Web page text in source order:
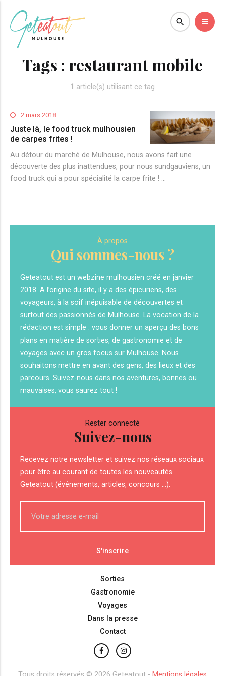
Tags : restaurant mobile
1 article(s) utilisant ce tag
2 mars 2018
Juste là, le food truck mulhousien
de carpes frites !
Au détour du marché de Mulhouse, nous avons fait une
découverte des plus inattendues, pour nous sundgauviens, un
food truck qui a pour spécialité la carpe frite ! …
À propos
Qui sommes-nous ?
Geteatout est un webzine mulhousien créé en janvier
2018. A l’origine du site, il y a des épicuriens, des
voyageurs, à la soif inépuisable de découvertes et
surtout des passionnés de Mulhouse. La vocation de la
rédaction est simple : vous donner un aperçu des bons
plans en matière de sorties, de gastronomie et de
voyages avec un gros focus sur Mulhouse. Nous
souhaitons mettre en avant des gens, des lieux et des
parcours. Suivez-nous dans nos aventures, bonnes ou
mauvaises, vous saurez tout !
Rester connecté
Suivez-nous
Recevez notre newsletter et suivez nos réseaux sociaux
pour être au courant de toutes les nouveautés
Geteatout (événements, articles, concours ...).
Sorties
Gastronomie
Voyages
Dans la presse
Contact